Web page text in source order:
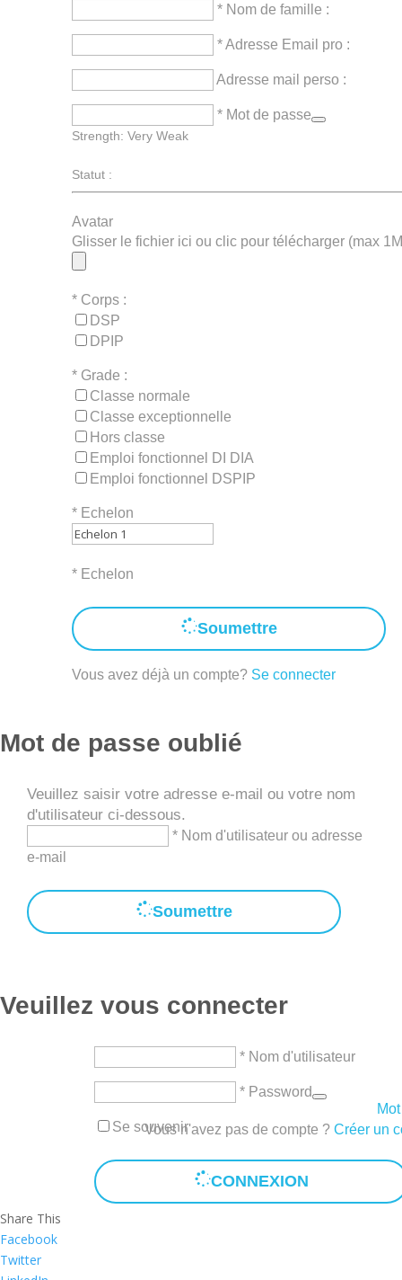
* Nom de famille :
* Adresse Email pro :
Adresse mail perso :
* Mot de passe
Strength: Very Weak
Statut :
Avatar
Glisser le fichier ici ou clic pour télécharger (max
* Corps :
DSP
DPIP
* Grade :
Classe normale
Classe exceptionnelle
Hors classe
Emploi fonctionnel DI DIA
Emploi fonctionnel DSPIP
* Echelon
* Echelon
Soumettre
Vous avez déjà un compte? Se connecter
Mot de passe oublié
Veuillez saisir votre adresse e-mail ou votre nom
d'utilisateur ci-dessous.
* Nom d'utilisateur ou adresse
e-mail
Soumettre
Veuillez vous connecter
* Nom d'utilisateur
* Password
Se souvenir
CONNEXION
Vous n'avez pas de compte ? Créer un
Share This
Facebook
Twitter